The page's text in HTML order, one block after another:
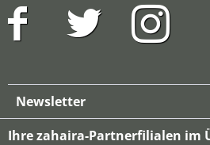
Newsletter
Ihre zahaira-Partnerfilialen im